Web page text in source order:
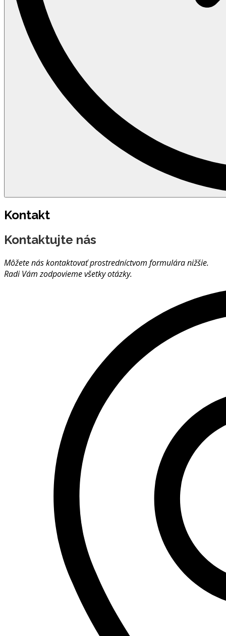
Kontakt
Kontaktujte nás
Môžete nás kontaktovať prostredníctvom formulára nižšie.
Radi Vám zodpovieme všetky otázky.